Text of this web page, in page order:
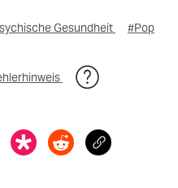
Gesundheit #Pop